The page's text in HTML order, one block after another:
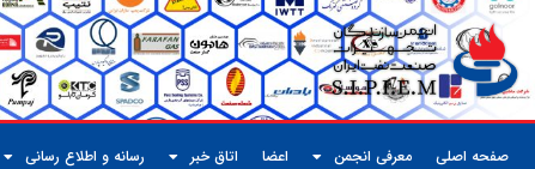
صفحه اصلی معرفی انجمن اعضا اتاق خبر رسانه و اطلاع رسانی